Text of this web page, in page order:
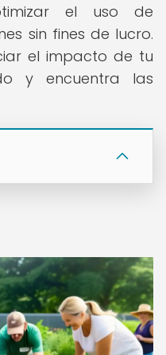
el uso de
sin fines de lucro.
el impacto de tu
y encuentra las